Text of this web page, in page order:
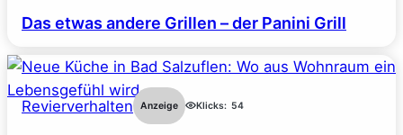
Das etwas andere Grillen – der Panini Grill
Revierverhalten Anzeige Klicks: 54